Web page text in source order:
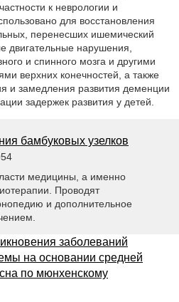
к неврологии и
для восстановления
перенесших ишемический
двигательные нарушения,
и спинного мозга и другими
верхних конечностей, а также
и замедления развития деменции
задержек развития у детей.
бамбуковых узелков
медицины, а именно
Проводят
и дополнительное
заболеваний
на основании средней
по мюнхенскому